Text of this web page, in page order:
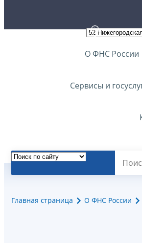
О ФНС России
Сервисы и
Главная страница О ФНС России